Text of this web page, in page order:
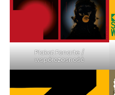
Plakat Fonarte /
współczesność